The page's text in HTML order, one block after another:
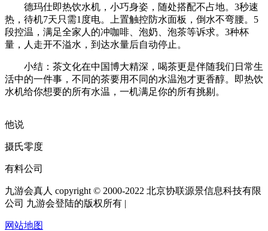
德玛仕即热饮水机，小巧身姿，随处搭配不占地。3秒速
热，待机7天只需1度电。上置触控防水面板，倒水不弯腰。5
段控温，满足全家人的冲咖啡、泡奶、泡茶等诉求。3种杯
量，人走开不溢水，到达水量后自动停止。
小结：茶文化在中国博大精深，喝茶更是伴随我们日常生
活中的一件事，不同的茶要用不同的水温泡才更香醇。即热饮
水机给你想要的所有水温，一机满足你的所有挑剔。
他说
摄氏零度
有料公司
九游会真人 copyright © 2000-2022 北京协联源景信息科技有限
公司 九游会登陆的版权所有 |
网站地图